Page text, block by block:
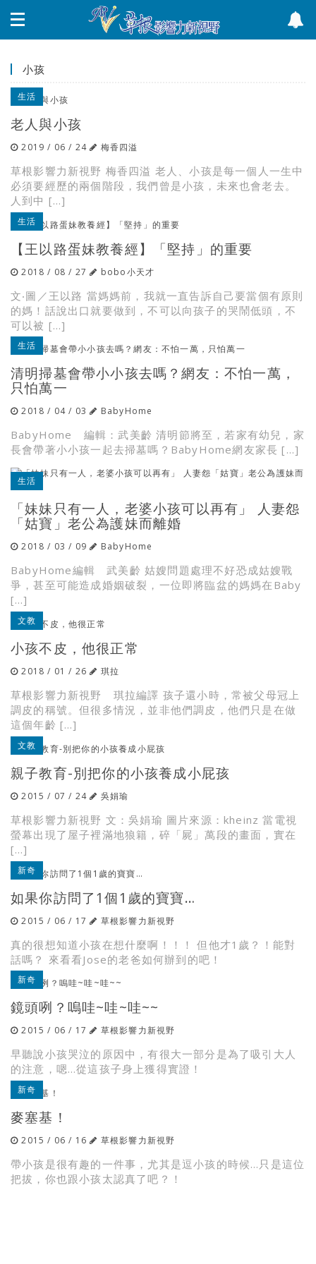
小孩
生活
老人與小孩
2019 / 06 / 24 梅香四溢
草根影響力新視野 梅香四溢 老人、小孩是每一個人一生中
必須要經歷的兩個階段，我們曾是小孩，未來也會老去。
人到中 […]
生活
【王以路蛋妹教養經】「堅持」的重要
2018 / 08 / 27 bobo小天才
文‧圖／王以路 當媽媽前，我就一直告訴自己要當個有原則
的媽！話說出口就要做到，不可以向孩子的哭鬧低頭，不
可以被 […]
生活
清明掃墓會帶小小孩去嗎？網友：不怕一萬，
只怕萬一
2018 / 04 / 03 BabyHome
BabyHome 編輯：武美齡 清明節將至，若家有幼兒，家
長會帶著小小孩一起去掃墓嗎？BabyHome網友家長 […]
生活
「妹妹只有一人，老婆小孩可以再有」 人妻怨
「姑寶」老公為護妹而離婚
2018 / 03 / 09 BabyHome
BabyHome編輯 武美齡 姑嫂問題處理不好恐成姑嫂戰
爭，甚至可能造成婚姻破裂，一位即將臨盆的媽媽在Baby
[…]
文教
小孩不皮，他很正常
2018 / 01 / 26 琪拉
草根影響力新視野 琪拉編譯 孩子還小時，常被父母冠上
調皮的稱號。但很多情況，並非他們調皮，他們只是在做
這個年齡 […]
文教
親子教育-別把你的小孩養成小屁孩
2015 / 07 / 24 吳娟瑜
草根影響力新視野 文：吳娟瑜 圖片來源：kheinz 當電視
螢幕出現了屋子裡滿地狼籍，碎「屍」萬段的畫面，實在
[…]
新奇
如果你訪問了1個1歲的寶寶…
2015 / 06 / 17 草根影響力新視野
真的很想知道小孩在想什麼啊！！！ 但他才1歲？！能對
話嗎？ 來看看Jose的老爸如何辦到的吧！
新奇
鏡頭咧？嗚哇~哇~哇~~
2015 / 06 / 17 草根影響力新視野
早聽說小孩哭泣的原因中，有很大一部分是為了吸引大人
的注意，嗯…從這孩子身上獲得實證！
新奇
麥塞基！
2015 / 06 / 16 草根影響力新視野
帶小孩是很有趣的一件事，尤其是逗小孩的時候…只是這位
把拔，你也跟小孩太認真了吧？！